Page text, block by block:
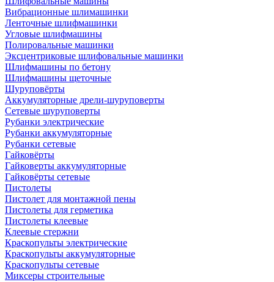
Вибрационные шлимашинки
Ленточные шлифмашинки
Угловые шлифмашины
Полировальные машинки
Эксцентриковые шлифовальные машинки
Шлифмашины по бетону
Шлифмашины щеточные
Шуруповёрты
Аккумуляторные дрели-шуруповерты
Сетевые шуруповерты
Рубанки электрические
Рубанки аккумуляторные
Рубанки сетевые
Гайковёрты
Гайковерты аккумуляторные
Гайковёрты сетевые
Пистолеты
Пистолет для монтажной пены
Пистолеты для герметика
Пистолеты клеевые
Клеевые стержни
Краскопульты электрические
Краскопульты аккумуляторные
Краскопульты сетевые
Миксеры строительные